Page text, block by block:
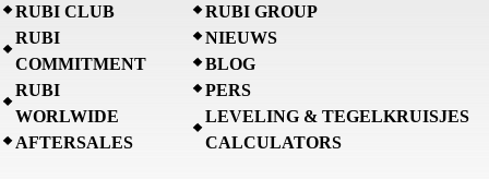
RUBI CLUB
RUBI
COMMITMENT
RUBI
WORLWIDE
AFTERSALES
RUBI GROUP
NIEUWS
BLOG
PERS
LEVELING & TEGELKRUISJES
CALCULATORS